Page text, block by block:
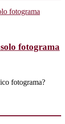
fotograma
fotograma?